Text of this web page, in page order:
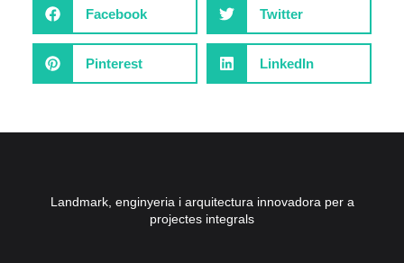
Facebook Twitter
Pinterest LinkedIn
Landmark, enginyeria i arquitectura innovadora per a
projectes integrals